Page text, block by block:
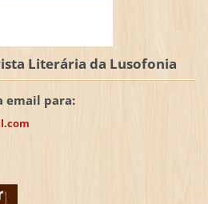
Literária da Lusofonia
email para: